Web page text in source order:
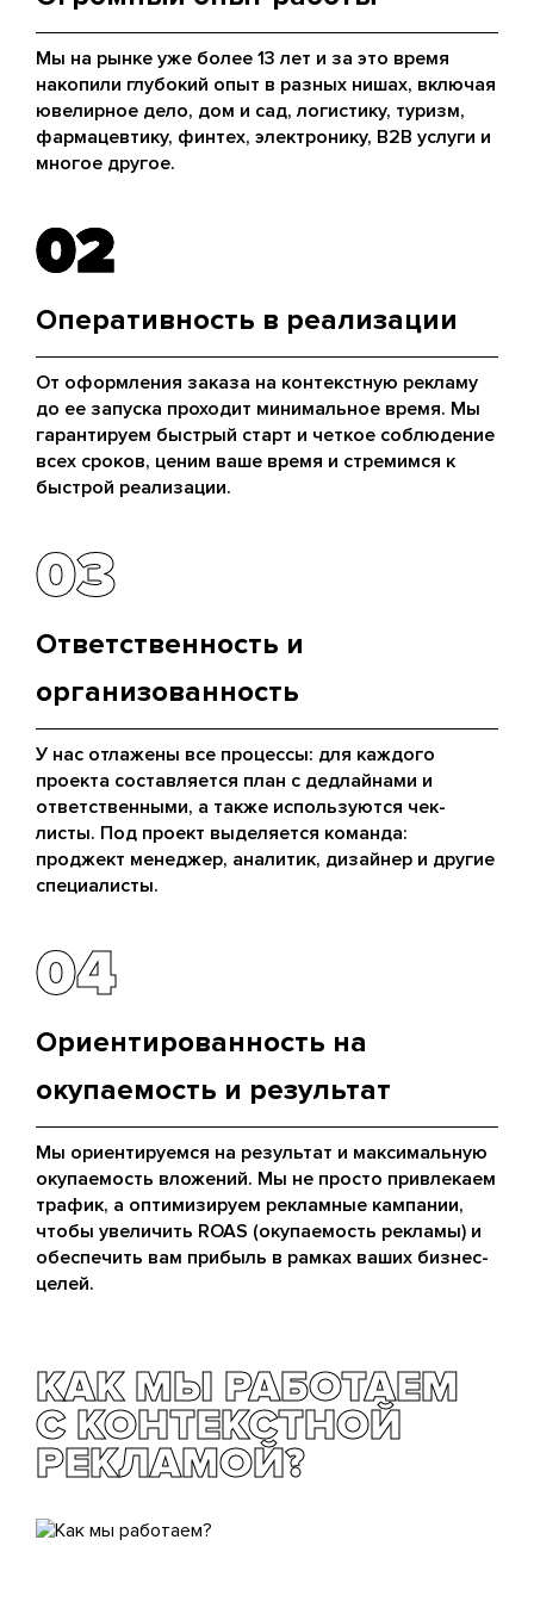
Мы на рынке уже более 13 лет и за это время
накопили глубокий опыт в разных нишах, включая
ювелирное дело, дом и сад, логистику, туризм,
фармацевтику, финтех, электронику, B2B услуги и
многое другое.
02
02
Оперативность в реализации
От оформления заказа на контекстную рекламу
до ее запуска проходит минимальное время. Мы
гарантируем быстрый старт и четкое соблюдение
всех сроков, ценим ваше время и стремимся к
быстрой реализации.
03
03
Ответственность и
организованность
У нас отлажены все процессы: для каждого
проекта составляется план с дедлайнами и
ответственными, а также используются чек-
листы. Под проект выделяется команда:
проджект менеджер, аналитик, дизайнер и другие
специалисты.
04
04
Ориентированность на
окупаемость и результат
Мы ориентируемся на результат и максимальную
окупаемость вложений. Мы не просто привлекаем
трафик, а оптимизируем рекламные кампании,
чтобы увеличить ROAS (окупаемость рекламы) и
обеспечить вам прибыль в рамках ваших бизнес-
целей.
КАК МЫ РАБОТАЕМ
С КОНТЕКСТНОЙ
РЕКЛАМОЙ?